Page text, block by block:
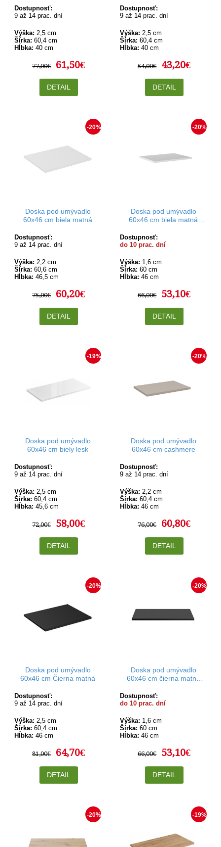
Dostupnosť:
9 až 14 prac. dní
Výška: 2,5 cm
Šírka: 60,4 cm
Hĺbka: 40 cm
77,00€ 61,50€
DETAIL
Dostupnosť:
9 až 14 prac. dní
Výška: 2,5 cm
Šírka: 60,4 cm
Hĺbka: 40 cm
54,00€ 43,20€
DETAIL
-20%
Doska pod umývadlo
60x46 cm biela matná
Dostupnosť:
9 až 14 prac. dní
Výška: 2,2 cm
Šírka: 60,6 cm
Hĺbka: 46,5 cm
75,00€ 60,20€
DETAIL
-20%
Doska pod umývadlo
60x46 cm biela matná
Dostupnosť:
do 10 prac. dní
Výška: 1,6 cm
Šírka: 60 cm
Hĺbka: 46 cm
66,00€ 53,10€
DETAIL
-19%
Doska pod umývadlo
60x46 cm biely lesk
Dostupnosť:
9 až 14 prac. dní
Výška: 2,5 cm
Šírka: 60,4 cm
Hĺbka: 45,6 cm
72,00€ 58,00€
DETAIL
-20%
Doska pod umývadlo
60x46 cm cashmere
Dostupnosť:
9 až 14 prac. dní
Výška: 2,2 cm
Šírka: 60,4 cm
Hĺbka: 46 cm
76,00€ 60,80€
DETAIL
-20%
Doska pod umývadlo
60x46 cm Čierna matná
Dostupnosť:
9 až 14 prac. dní
Výška: 2,5 cm
Šírka: 60,4 cm
Hĺbka: 46 cm
81,00€ 64,70€
DETAIL
-20%
Doska pod umývadlo
60x46 cm čierna matná
Dostupnosť:
do 10 prac. dní
Výška: 1,6 cm
Šírka: 60 cm
Hĺbka: 46 cm
66,00€ 53,10€
DETAIL
-20% -19%